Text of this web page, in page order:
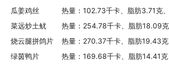
瓜姜鸡丝
热量：102.73千卡、脂肪3.71克
菜远炒土鱿
热量：254.78千卡、脂肪18.09
烧云腿拼鸽片
热量：270.37千卡、脂肪19.43
绿茵鸭片
热量：169.68千卡、脂肪14.41